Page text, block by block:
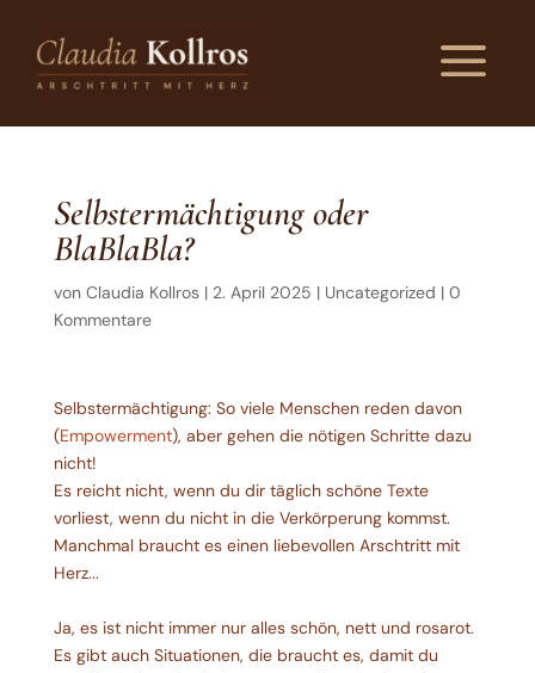
a
Selbstermächtigung oder
BlaBlaBla?
von Claudia Kollros| 2. April 2025 | Uncategorized | 0
Kommentare
Selbstermächtigung: So viele Menschen reden davon
(Empowerment), aber gehen die nötigen Schritte dazu
nicht!
Es reicht nicht, wenn du dir täglich schöne Texte
vorliest, wenn du nicht in die Verkörperung kommst.
Manchmal braucht es einen liebevollen Arschtritt mit
Herz...
Ja, es ist nicht immer nur alles schön, nett und rosarot.
Es gibt auch Situationen, die braucht es, damit du